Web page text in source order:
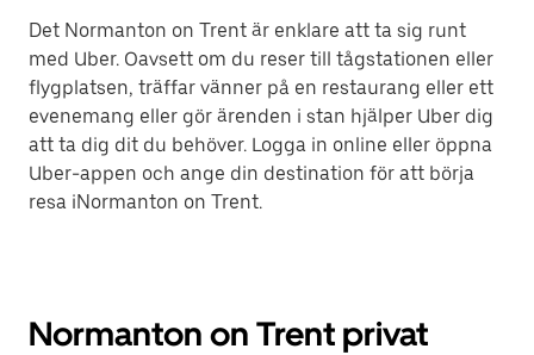
Det Normanton on Trent är enklare att ta sig runt
med Uber. Oavsett om du reser till tågstationen eller
flygplatsen, träffar vänner på en restaurang eller ett
evenemang eller gör ärenden i stan hjälper Uber dig
att ta dig dit du behöver. Logga in online eller öppna
Uber-appen och ange din destination för att börja
resa iNormanton on Trent.
Normanton on Trent privat